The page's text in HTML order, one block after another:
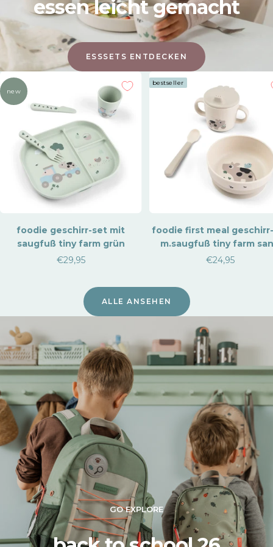
essen leicht gemacht
ESSSETS ENTDECKEN
new
foodie geschirr-set mit
saugfuß tiny farm grün
Verkaufspreis
€29,95
bestseller
foodie first meal
m.saugfuß tiny farm
Verkaufspreis
€24,95
ALLE ANSEHEN
GO EXPLORE